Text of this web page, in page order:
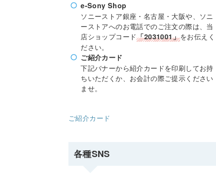
e-Sony Shop
ソニーストア銀座・名古屋・大阪や、ソニ
ーストアへのお電話でのご注文の際は、当
店ショップコード「2031001」をお伝えく
ださい。
ご紹介カード
下記バナーから紹介カードを印刷してお持
ちいただくか、お会計の際ご提示ください
ませ。
ご紹介カード
各種SNS